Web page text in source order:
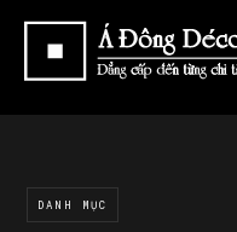
DANH MỤC